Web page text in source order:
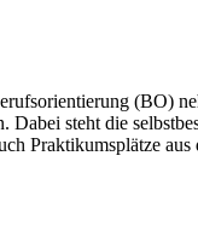
(BO)
steht die
Praktikumsplätze